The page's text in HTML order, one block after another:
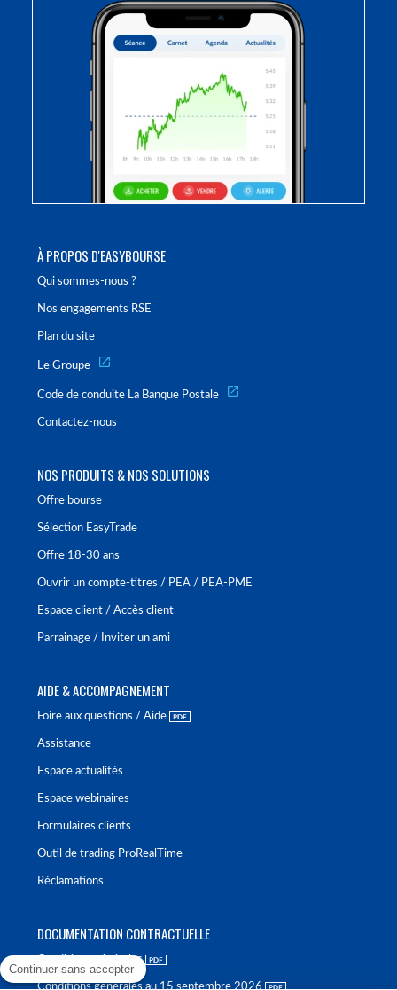
À PROPOS D'EASYBOURSE
Qui sommes-nous ?
Nos engagements RSE
Plan du site
Le Groupe
Code de conduite La Banque Postale
Contactez-nous
NOS PRODUITS & NOS SOLUTIONS
Offre bourse
Sélection EasyTrade
Offre 18-30 ans
Ouvrir un compte-titres / PEA / PEA-PME
Espace client / Accès client
Parrainage / Inviter un ami
AIDE & ACCOMPAGNEMENT
Foire aux questions / Aide
Assistance
Espace actualités
Espace webinaires
Formulaires clients
Outil de trading ProRealTime
Réclamations
DOCUMENTATION CONTRACTUELLE
Conditions générales
Conditions générales au 15 septembre 2026
Continuer sans accepter